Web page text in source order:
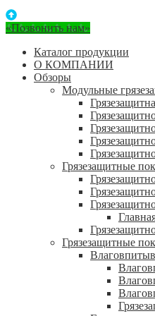
«Позвонить нам»
Каталог продукции
О КОМПАНИИ
Обзоры
Модульные
Грязезащитные
Грязезащитные